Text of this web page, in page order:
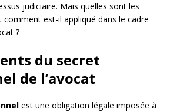
judiciaire. Mais quelles sont les
est-il appliqué dans le cadre
?
du secret
de l’avocat
est une obligation légale imposée à